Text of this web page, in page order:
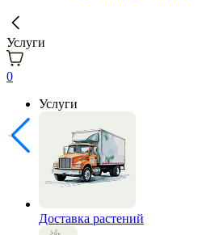
Услуги
0
Услуги
Доставка растений